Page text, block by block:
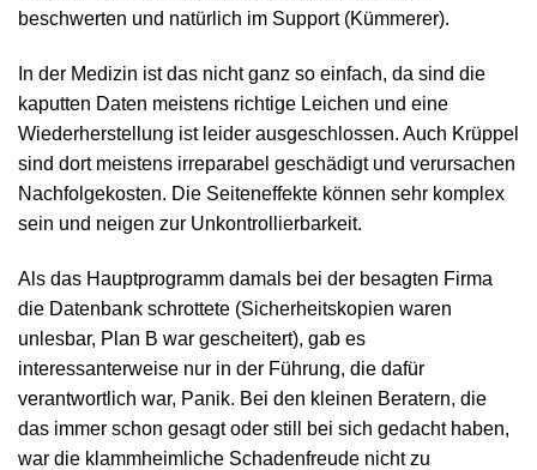
beschwerten und natürlich im Support (Kümmerer).
In der Medizin ist das nicht ganz so einfach, da sind die
kaputten Daten meistens richtige Leichen und eine
Wiederherstellung ist leider ausgeschlossen. Auch Krüppel
sind dort meistens irreparabel geschädigt und verursachen
Nachfolgekosten. Die Seiteneffekte können sehr komplex
sein und neigen zur Unkontrollierbarkeit.
Als das Hauptprogramm damals bei der besagten Firma
die Datenbank schrottete (Sicherheitskopien waren
unlesbar, Plan B war gescheitert), gab es
interessanterweise nur in der Führung, die dafür
verantwortlich war, Panik. Bei den kleinen Beratern, die
das immer schon gesagt oder still bei sich gedacht haben,
war die klammheimliche Schadenfreude nicht zu